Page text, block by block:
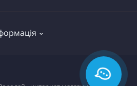
вироби в зборі
Водолій БЦПЭ 0.3 серій
Водолій БЦПЭ 0.32 серій